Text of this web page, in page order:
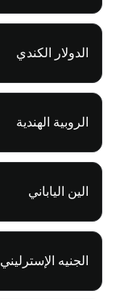
الدولار الكندي
الروبية الهندية
الين الياباني
الجنيه الإسترليني